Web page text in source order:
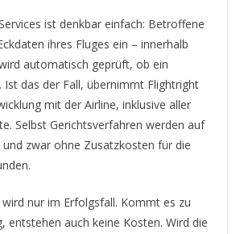
ist denkbar einfach: Betroffene
ihres Fluges ein – innerhalb
automatisch geprüft, ob ein
Ist das der Fall, übernimmt Flightright
mit der Airline, inklusive aller
Selbst Gerichtsverfahren werden auf
zwar ohne Zusatzkosten für die
nur im Erfolgsfall. Kommt es zu
entstehen auch keine Kosten. Wird die